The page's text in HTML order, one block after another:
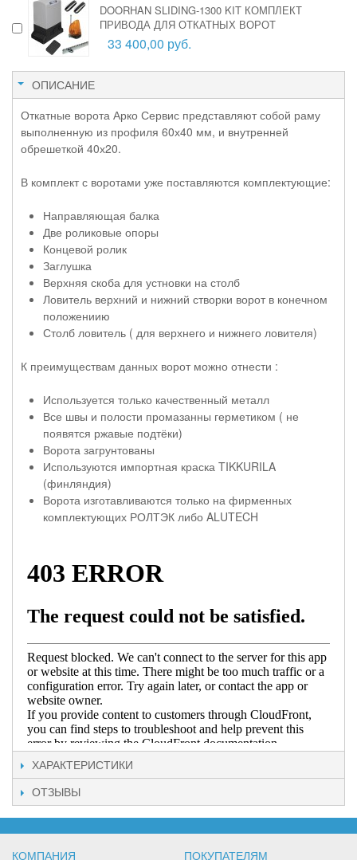
DOORHAN SLIDING-1300 KIT КОМПЛЕКТ
ПРИВОДА ДЛЯ ОТКАТНЫХ ВОРОТ
33 400,00 руб.
ОПИСАНИЕ
Откатные ворота Арко Сервис представляют собой раму
выполненную из профиля 60х40 мм, и внутренней
обрешеткой 40х20.
В комплект с воротами уже поставляются комплектующие:
Направляющая балка
Две роликовые опоры
Концевой ролик
Заглушка
Верхняя скоба для устновки на столб
Ловитель верхний и нижний створки ворот в конечном
положениию
Столб ловитель ( для верхнего и нижнего ловителя)
К преимуществам данных ворот можно отнести :
Используется только качественный металл
Все швы и полости промазанны герметиком ( не
появятся ржавые подтёки)
Ворота загрунтованы
Используются импортная краска TIKKURILA
(финляндия)
Ворота изготавливаются только на фирменных
комплектующих РОЛТЭК либо ALUTECH
ХАРАКТЕРИСТИКИ
ОТЗЫВЫ
КОМПАНИЯ ПОКУПАТЕЛЯМ